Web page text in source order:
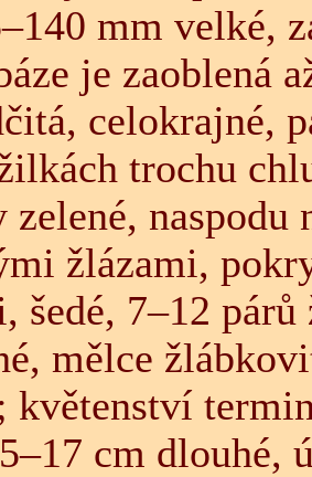
mm velké,
je zaoblená
celokrajné,
trochu
naspodu
žlázami,
šedé, 7–12
mělce
květenství
cm dlouhé,